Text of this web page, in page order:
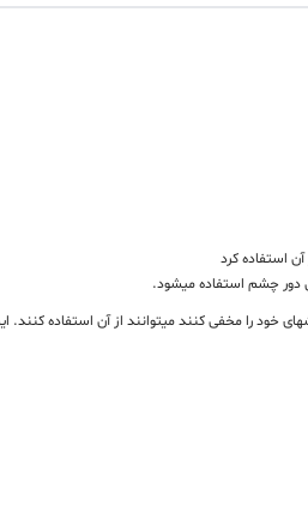
استفاده کرد
دور چشم استفاده میشود.